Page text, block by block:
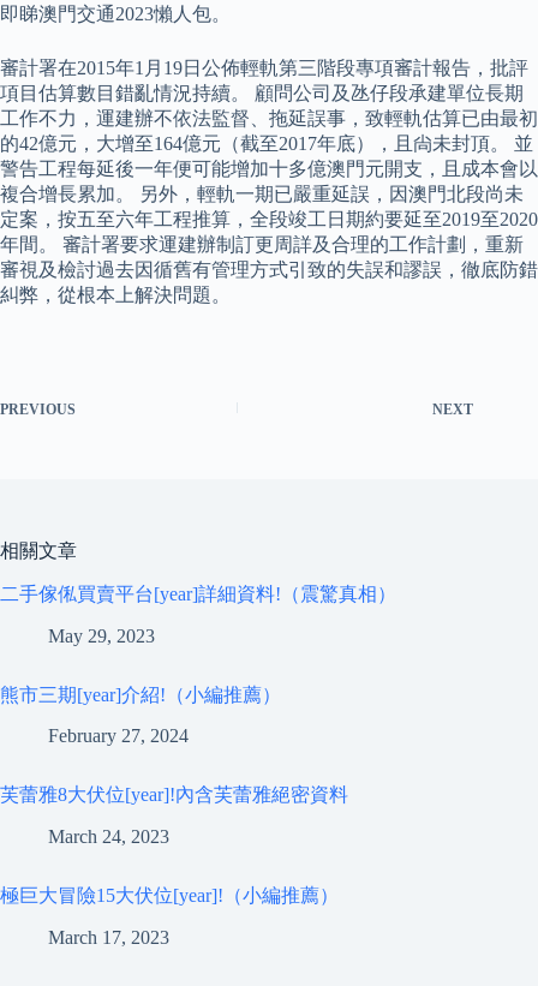
即睇澳門交通2023懶人包。
審計署在2015年1月19日公佈輕軌第三階段專項審計報告，批評
項目估算數目錯亂情況持續。 顧問公司及氹仔段承建單位長期
工作不力，運建辦不依法監督、拖延誤事，致輕軌估算已由最初
的42億元，大增至164億元（截至2017年底），且尙未封頂。 並
警告工程每延後一年便可能增加十多億澳門元開支，且成本會以
複合增長累加。 另外，輕軌一期已嚴重延誤，因澳門北段尚未
定案，按五至六年工程推算，全段竣工日期約要延至2019至2020
年間。 審計署要求運建辦制訂更周詳及合理的工作計劃，重新
審視及檢討過去因循舊有管理方式引致的失誤和謬誤，徹底防錯
糾弊，從根本上解決問題。
PREVIOUS NEXT
相關文章
二手傢俬買賣平台[year]詳細資料!（震驚真相）
May 29, 2023
熊市三期[year]介紹!（小編推薦）
February 27, 2024
芙蕾雅8大伏位[year]!內含芙蕾雅絕密資料
March 24, 2023
極巨大冒險15大伏位[year]!（小編推薦）
March 17, 2023